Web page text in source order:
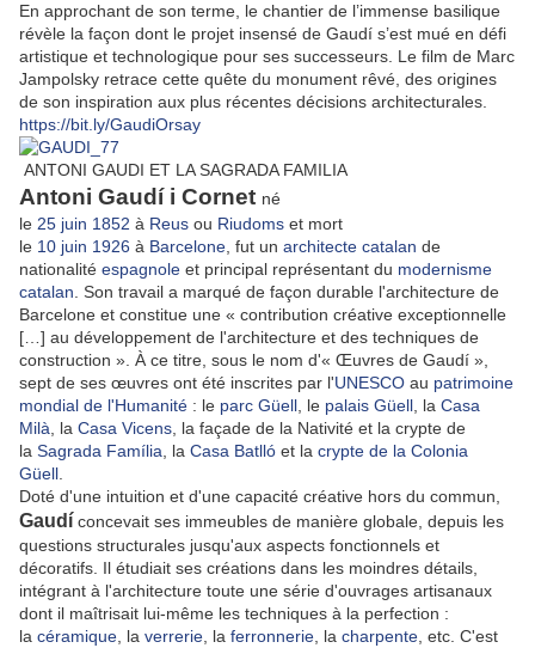
En approchant de son terme, le chantier de l’immense basilique
révèle la façon dont le projet insensé de Gaudí s’est mué en défi
artistique et technologique pour ses successeurs. Le film de Marc
Jampolsky retrace cette quête du monument rêvé, des origines
de son inspiration aux plus récentes décisions architecturales.
https://bit.ly/GaudiOrsay
ANTONI GAUDI ET LA SAGRADA FAMILIA
Antoni Gaudí i Cornet né
le 25 juin 1852 à Reus ou Riudoms et mort
le 10 juin 1926 à Barcelone , fut un architecte catalan de
nationalité espagnole et principal représentant du modernisme
catalan . Son travail a marqué de façon durable l'architecture de
Barcelone et constitue une « contribution créative exceptionnelle
[…] au développement de l'architecture et des techniques de
construction » . À ce titre, sous le nom d'« Œuvres de Gaudí »,
sept de ses œuvres ont été inscrites par l'UNESCO au patrimoine
mondial de l'Humanité : le parc Güell , le palais Güell , la Casa
Milà , la Casa Vicens , la façade de la Nativité et la crypte de
la Sagrada Família , la Casa Batlló et la crypte de la Colonia
Güell
Doté d'une intuition et d'une capacité créative hors du commun,
Gaudí concevait ses immeubles de manière globale, depuis les
questions structurales jusqu'aux aspects fonctionnels et
décoratifs. Il étudiait ses créations dans les moindres détails,
intégrant à l'architecture toute une série d'ouvrages artisanaux
dont il maîtrisait lui-même les techniques à la perfection :
la céramique , la verrerie , la ferronnerie , la charpente , etc. C'est